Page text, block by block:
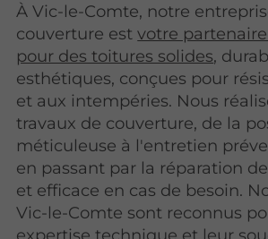
À Vic-le-Comte, notre
couverture estvotre
pour des toitures solides,
esthétiques, conçues pour
et aux intempéries. Nous
travaux de couverture, de la
méticuleuse à l'entretien
en passant par la réparation
et efficace en cas de besoin.
Vic-le-Comte sont reconnus